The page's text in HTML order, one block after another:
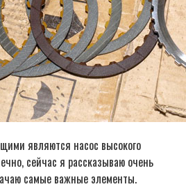
являются насос высокого
сейчас я рассказываю очень
самые важные элементы.